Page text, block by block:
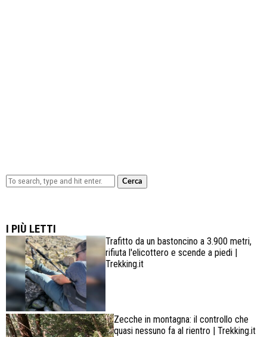
Cerca
I PIÙ LETTI
Trafitto da un bastoncino a 3.900 metri,
rifiuta l'elicottero e scende a piedi |
Trekking.it
Zecche in montagna: il controllo che
quasi nessuno fa al rientro | Trekking.it